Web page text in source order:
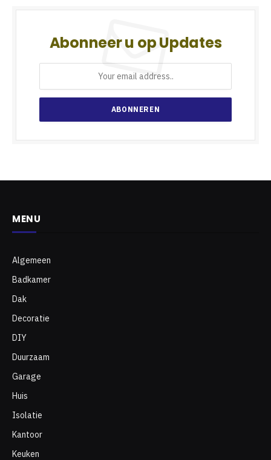
Abonneer u op Updates
MENU
Algemeen
Badkamer
Dak
Decoratie
DIY
Duurzaam
Garage
Huis
Isolatie
Kantoor
Keuken